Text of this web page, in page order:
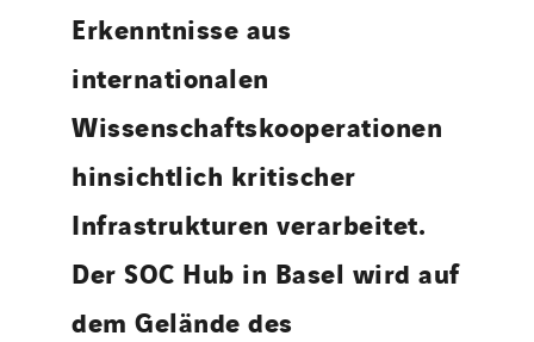
Erkenntnisse aus
internationalen
Wissenschaftskooperationen
hinsichtlich kritischer
Infrastrukturen verarbeitet.
Der SOC Hub in Basel wird auf
dem Gelände des